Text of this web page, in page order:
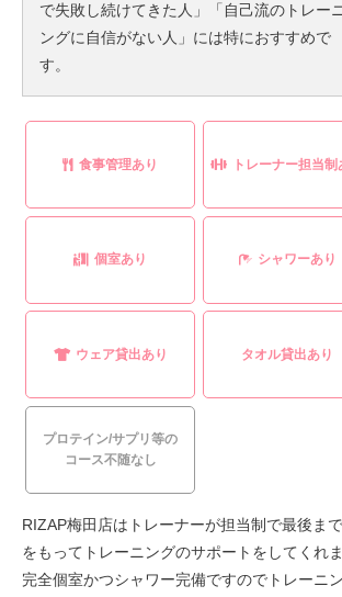
で失敗し続けてきた人」「自己流のトレー
ングに自信がない人」には特におすすめで
す。
食事管理あり トレーナー担当制
個室あり シャワーあり
ウェア貸出あり タオル貸出あり
プロテイン/サプリ等の
コース不随なし
RIZAP梅田店はトレーナーが担当制で最後ま
をもってトレーニングのサポートをしてくれま
完全個室かつシャワー完備ですのでトレーニ